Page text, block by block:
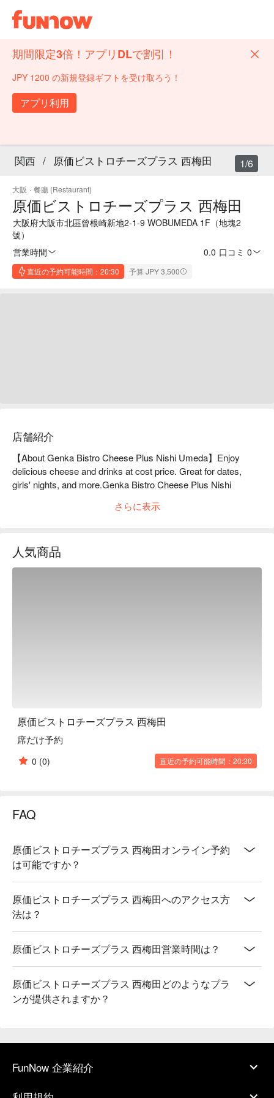
期間限定3倍！アプリDLで割引！
JPY 1200 の新規登録ギフトを受け取ろう！
アプリ利用
関西 / 原価ビストロチーズプラス 西梅田
大阪 · 餐廳 (Restaurant)
原価ビストロチーズプラス 西梅田
大阪府大阪市北區曾根崎新地2-1-9 WOBUMEDA 1F（地塊2
號）
営業時間
0.0 口コミ 0
直近の予約可能時間：20:30 予算 JPY 3,500
1/6
店舗紹介
【About Genka Bistro Cheese Plus Nishi Umeda】Enjoy
delicious cheese and drinks at cost price. Great for dates,
girls' nights, and more.Genka Bistro Cheese Plus Nishi
with exquisite cheeses from around the world. The restaurant's
you cut it, and the Raclette, made with rich Swiss cheese, both
of which are irresistible for cheese lovers. Of course, there is
さらに表示
人気商品
原価ビストロチーズプラス 西梅田
席だけ予約
0 (0) 直近の予約可能時間：20:30
FAQ
原価ビストロチーズプラス 西梅田オンライン予約
は可能ですか？
原価ビストロチーズプラス 西梅田へのアクセス方
法は？
原価ビストロチーズプラス 西梅田営業時間は？
原価ビストロチーズプラス 西梅田どのようなプラ
ンが提供されますか？
FunNow 企業紹介